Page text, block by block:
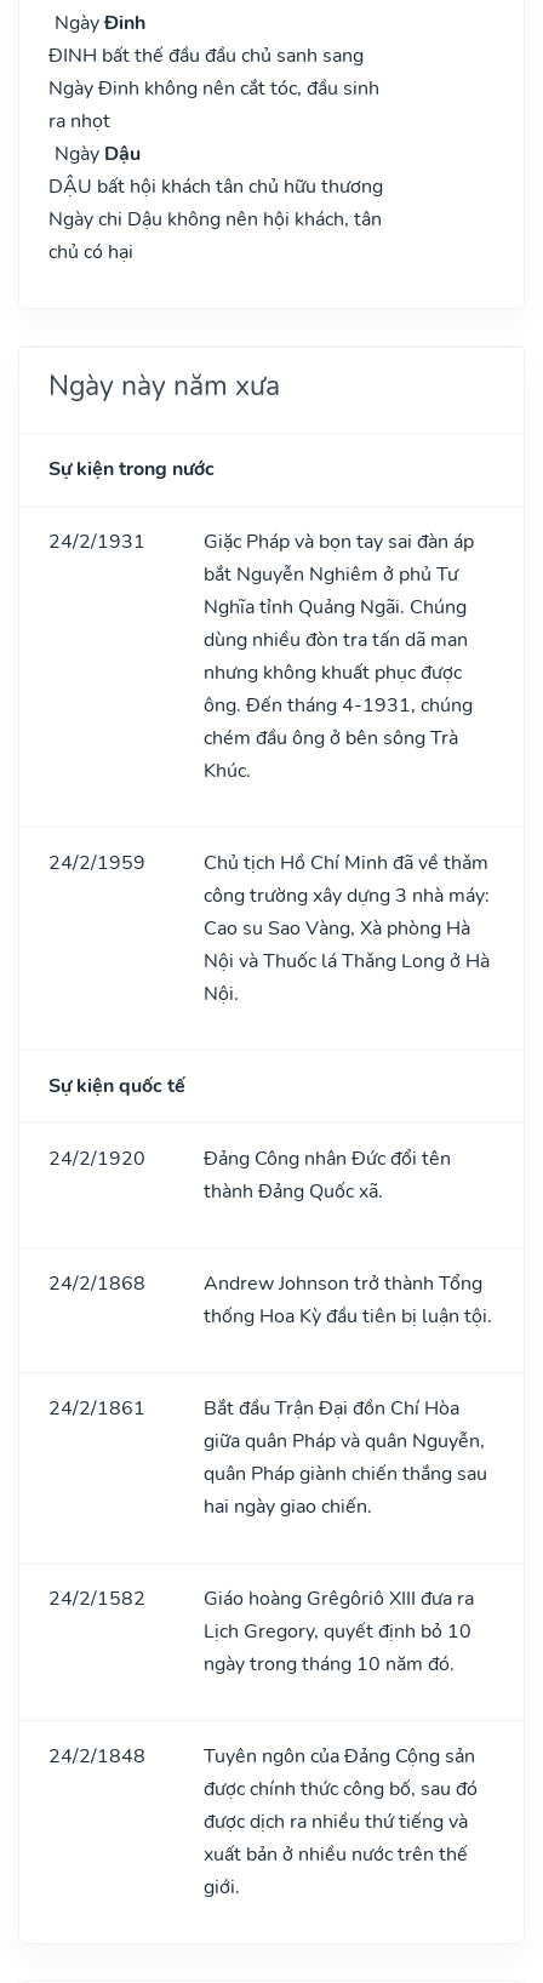
NgàyĐinh
ĐINH bất thế đầu đầu chủ sanh sang
Ngày Đinh không nên cắt tóc, đầu sinh
ra nhọt
Ngày Dậu
DẬU bất hội khách tân chủ hữu thương
Ngày chi Dậu không nên hội khách, tân
chủ có hại
Ngày này năm xưa
Sự kiện trong nước
24/2/1931
Giặc Pháp và bọn tay sai đàn áp
bắt Nguyễn Nghiêm ở phủ Tư
Nghĩa tỉnh Quảng Ngãi. Chúng
dùng nhiều đòn tra tấn dã man
nhưng không khuất phục được
ông. Đến tháng 4-1931, chúng
chém đầu ông ở bên sông Trà
Khúc.
24/2/1959
Chủ tịch Hồ Chí Minh đã về thǎm
công trường xây dựng 3 nhà máy:
Cao su Sao Vàng, Xà phòng Hà
Nội và Thuốc lá Thǎng Long ở Hà
Nội.
Sự kiện quốc tế
24/2/1920
Đảng Công nhân Đức đổi tên
thành Đảng Quốc xã.
24/2/1868
Andrew Johnson trở thành Tổng
thống Hoa Kỳ đầu tiên bị luận tội.
24/2/1861
Bắt đầu Trận Đại đồn Chí Hòa
giữa quân Pháp và quân Nguyễn,
quân Pháp giành chiến thắng sau
hai ngày giao chiến.
24/2/1582
Giáo hoàng Grêgôriô XIII đưa ra
Lịch Gregory, quyết định bỏ 10
ngày trong tháng 10 năm đó.
24/2/1848
Tuyên ngôn của Đảng Cộng sản
được chính thức công bố, sau đó
được dịch ra nhiều thứ tiếng và
xuất bản ở nhiều nước trên thế
giới.